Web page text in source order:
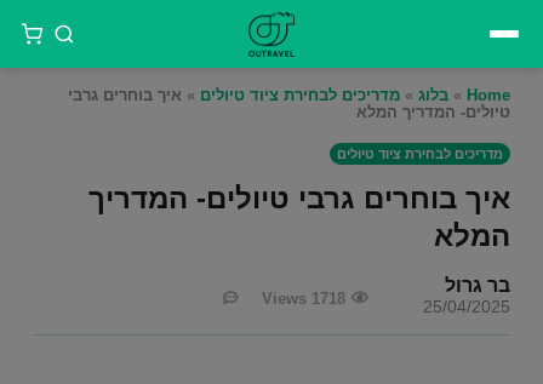
Home
» בלוג » מדריכים לבחירת ציוד טיולים » איך בוחרים גרבי
טיולים- המדריך המלא
מדריכים לבחירת ציוד טיולים
איך בוחרים גרבי טיולים- המדריך
המלא
בר גרול
25/04/2025
1718